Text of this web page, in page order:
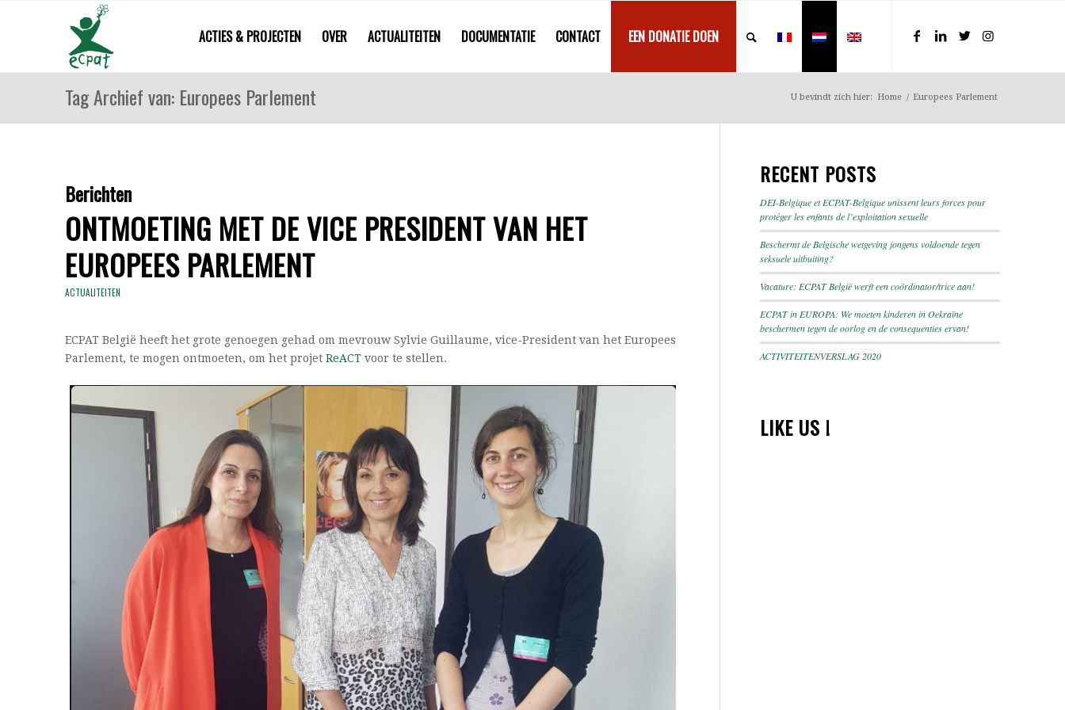
ACTIES & PROJECTEN OVER ACTUALITEITEN DOCUMENTATIE CONTACT EEN DONATIE DOEN
Tag Archief van: Europees Parlement U bevindt zich hier: Home / Europees Parlement
Berichten
ONTMOETING MET DE VICE PRESIDENT VAN HET
EUROPEES PARLEMENT
ACTUALITEITEN
ECPAT België heeft het grote genoegen gehad om mevrouw Sylvie Guillaume, vice-President van het Europees
Parlement, te mogen ontmoeten, om het projet ReACT voor te stellen.
RECENT POSTS
DEI-Belgique et ECPAT-Belgique unissent leurs forces pour
protéger les enfants de l’exploitation sexuelle
Beschermt de Belgische wetgeving jongens voldoende tegen
seksuele uitbuiting?
Vacature: ECPAT België werft een coördinator/trice aan!
ECPAT in EUROPA: We moeten kinderen in Oekraïne
beschermen tegen de oorlog en de consequenties ervan!
ACTIVITEITENVERSLAG 2020
LIKE US !